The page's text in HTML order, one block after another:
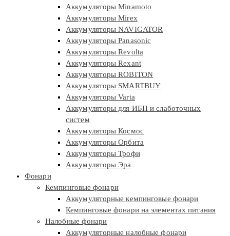
Аккумуляторы Minamoto
Аккумуляторы Mirex
Аккумуляторы NAVIGATOR
Аккумуляторы Panasonic
Аккумуляторы Revolta
Аккумуляторы Rexant
Аккумуляторы ROBITON
Аккумуляторы SMARTBUY
Аккумуляторы Varta
Аккумуляторы для ИБП и слаботочных
систем
Аккумуляторы Космос
Аккумуляторы Орбита
Аккумуляторы Трофи
Аккумуляторы Эра
Фонари
Кемпинговые фонари
Аккумуляторные кемпинговые фонари
Кемпинговые фонари на элементах питания
Налобные фонари
Аккумуляторные налобные фонари